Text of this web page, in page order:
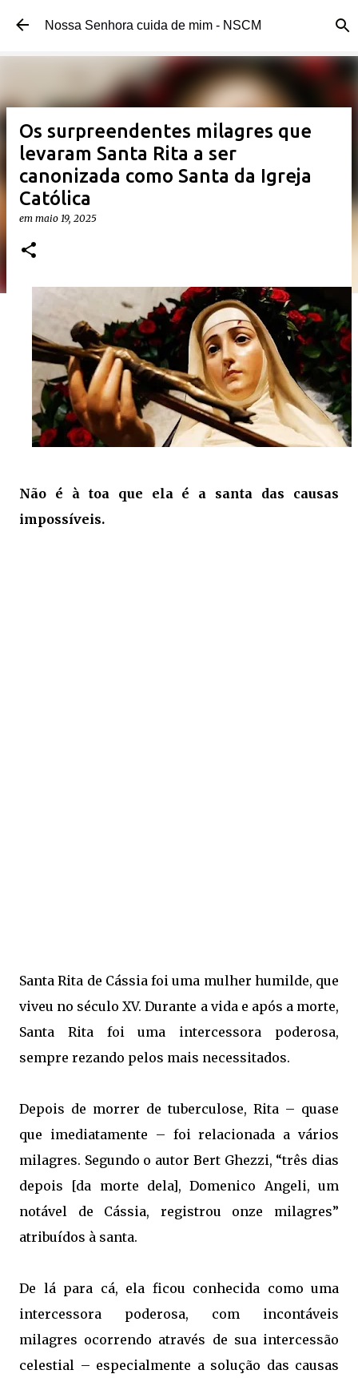
Pular para o conteúdo principal
Nossa Senhora cuida de mim - NSCM
Os surpreendentes milagres que
levaram Santa Rita a ser
canonizada como Santa da Igreja
Católica
em maio 19, 2025
Não é à toa que ela é a santa das causas
impossíveis.
Santa Rita de Cássia foi uma mulher humilde, que
viveu no século XV. Durante a vida e após a morte,
Santa Rita foi uma intercessora poderosa,
sempre rezando pelos mais necessitados.
Depois de morrer de tuberculose, Rita – quase
que imediatamente – foi relacionada a vários
milagres. Segundo o autor Bert Ghezzi, “três dias
depois [da morte dela], Domenico Angeli, um
notável de Cássia, registrou onze milagres”
atribuídos à santa.
De lá para cá, ela ficou conhecida como uma
intercessora poderosa, com incontáveis
milagres ocorrendo através de sua intercessão
celestial – especialmente a solução das causas